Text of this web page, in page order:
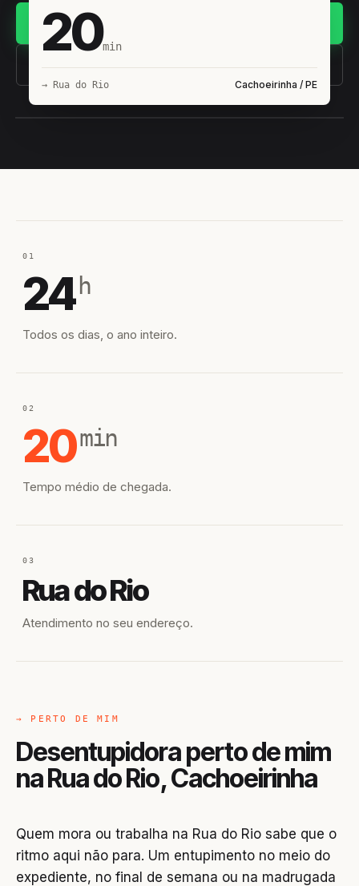
(11) 93407-8838
20min
→ Rua do Rio Cachoeirinha / PE
01
24 h
Todos os dias, o ano inteiro.
02
20min
Tempo médio de chegada.
03
Rua do Rio
Atendimento no seu endereço.
→ PERTO DE MIM
Desentupidora perto de mim
na Rua do Rio, Cachoeirinha
Quem mora ou trabalha na Rua do Rio sabe que o
ritmo aqui não para. Um entupimento no meio do
expediente, no final de semana ou na madrugada